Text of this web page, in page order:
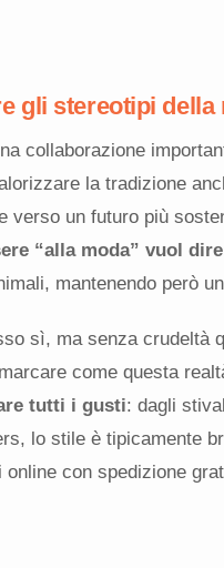
gli stereotipi della
collaborazione
la tradizione
verso un futuro più
“alla moda” vuol
mantenendo però
sì, ma senza crudeltà
come questa
tutti i gusti: dagli
lo stile è tipicamente
online con spedizione